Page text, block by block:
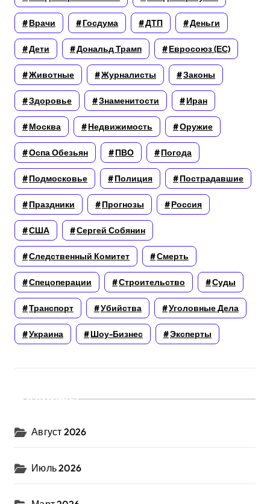
Врачи Госдума ДТП Деньги
Дети Дональд Трамп Евросоюз (ЕС)
Животные Журналисты Законы
Здоровье Знаменитости Иран
Москва Недвижимость Оружие
Оспа Обезьян ПВО Погода
Подмосковье Полиция Пострадавшие
Праздники Прогнозы Россия
США Сергей Собянин
Следственный Комитет Смерть
Спецоперации Строительство Суды
Транспорт Убийства Уголовные Дела
Украина Шоу-Бизнес Эксперты
Архивы
Август 2026
Июль 2026